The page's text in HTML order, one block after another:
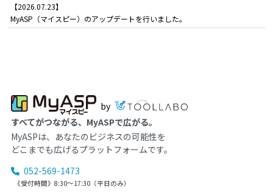
【2026.07.23】
MyASP（マイスピー）のアップデートを行いました。
by
すべてがつながる、MyASPで広がる。
MyASPは、あなたのビジネスの可能性を
どこまでも広げるプラットフォームです。
052-569-1473
《受付時間》8:30～17:30（平日のみ）